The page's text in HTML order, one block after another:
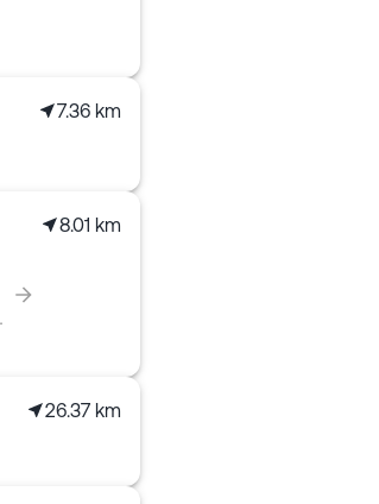
7.36 km
8.01 km
26.37 km